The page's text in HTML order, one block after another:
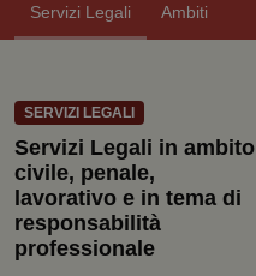
Servizi Legali Ambiti
SERVIZI LEGALI
Servizi Legali in ambito
civile, penale,
lavorativo e in tema di
responsabilità
professionale